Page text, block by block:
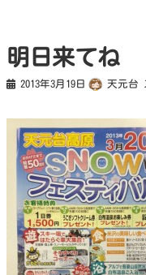
明日来てね
2013年3月19日 天元台